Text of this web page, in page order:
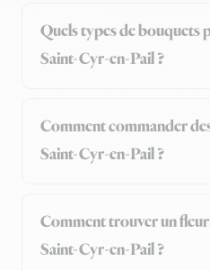
Quels types de bouquets
Saint-Cyr-en-Pail ?
Comment commander
Saint-Cyr-en-Pail ?
Comment trouver un
Saint-Cyr-en-Pail ?